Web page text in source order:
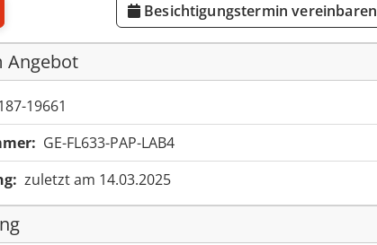
Besichtigungstermin vereinbaren
Angebot
19661
GE-FL633-PAP-LAB4
zuletzt am 14.03.2025